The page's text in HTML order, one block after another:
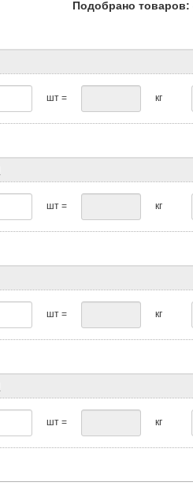
Подобрано товаров:
шт = кг
шт = кг
шт = кг
шт = кг